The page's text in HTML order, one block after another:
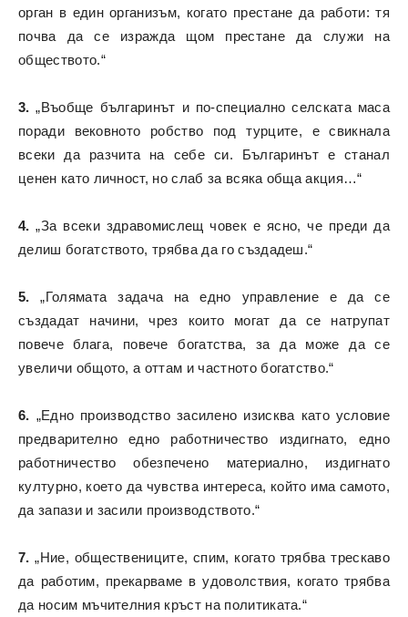
орган в един организъм, когато престане да работи: тя
почва да се изражда щом престане да служи на
обществото.“
3. „Въобще българинът и по-специално селската маса
поради вековното робство под турците, е свикнала
всеки да разчита на себе си. Българинът е станал
ценен като личност, но слаб за всяка обща акция…“
4. „За всеки здравомислещ човек е ясно, че преди да
делиш богатството, трябва да го създадеш.“
5. „Голямата задача на едно управление е да се
създадат начини, чрез които могат да се натрупат
повече блага, повече богатства, за да може да се
увеличи общото, а оттам и частното богатство.“
6. „Едно производство засилено изисква като условие
предварително едно работничество издигнато, едно
работничество обезпечено материално, издигнато
културно, което да чувства интереса, който има самото,
да запази и засили производството.“
7. „Ние, обществениците, спим, когато трябва трескаво
да работим, прекарваме в удоволствия, когато трябва
да носим мъчителния кръст на политиката.“